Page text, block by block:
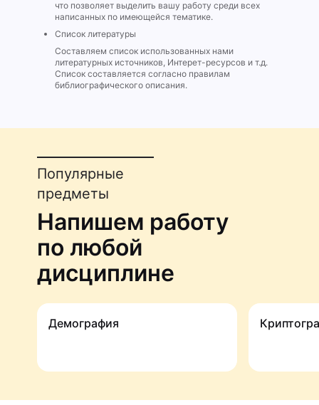
что позволяет выделить вашу работу среди всех
написанных по имеющейся тематике.
Список литературы
Составляем список использованных нами
литературных источников, Интерет-ресурсов и т.д.
Список составляется согласно правилам
библиографического описания.
Популярные
предметы
Напишем работу
по любой
дисциплине
Демография